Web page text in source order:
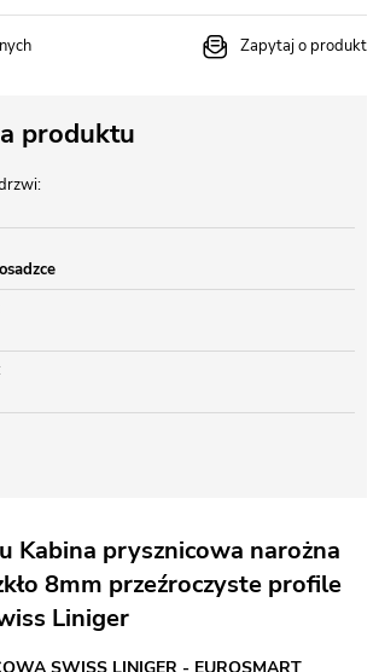
Zapytaj o produkt
produktu
Kabina prysznicowa narożna
8mm przeźroczyste profile
Liniger